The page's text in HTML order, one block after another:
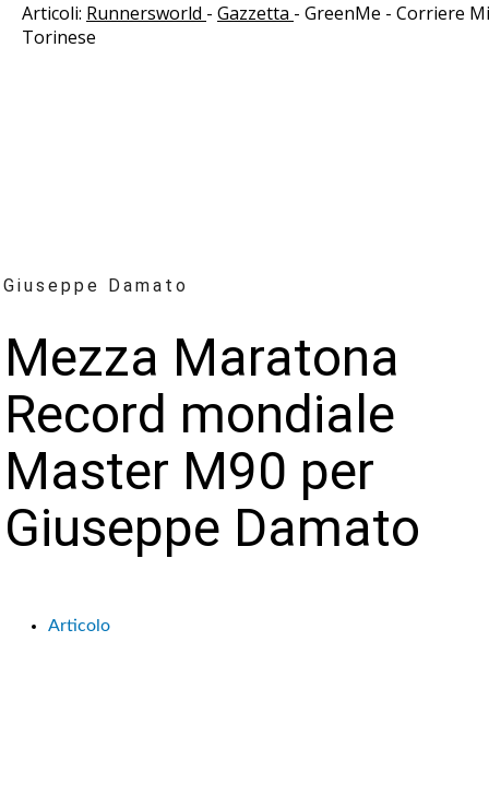
Articoli: Runnersworld - Gazzetta - GreenMe - Corriere
Torinese
Giuseppe Damato
Mezza Maratona
Record mondiale
Master M90 per
Giuseppe Damato
Articolo